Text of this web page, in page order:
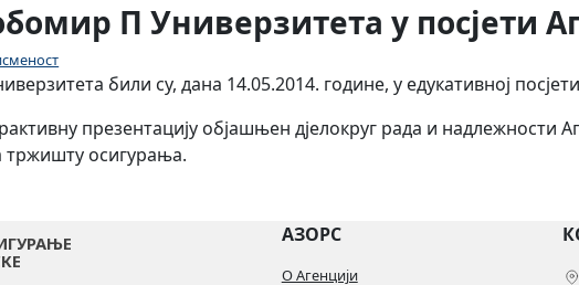
П Универзитета у посјети
били су, дана 14.05.2014. године, у едукативној
презентацију објашњен дјелокруг рада и надлежности
тржишту осигурања.
АЗОРС
О Агенцији